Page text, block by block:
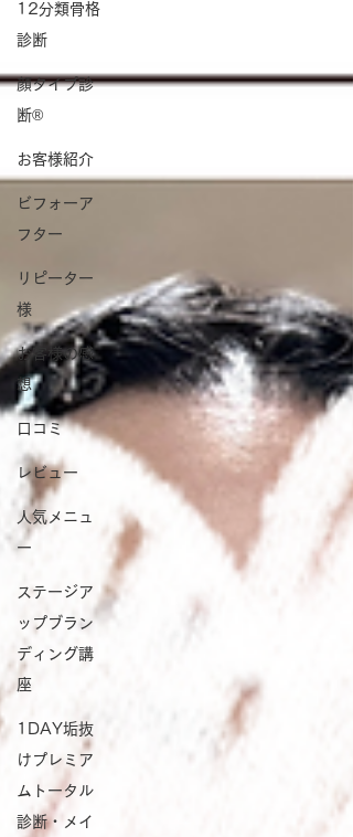
12分類骨格
診断
顔タイプ診
断®️
お客様紹介
ビフォーア
フター
リピーター
様
お客様の感
想
口コミ
レビュー
人気メニュ
ー
ステージア
ップブラン
ディング講
座
1DAY垢抜
けプレミア
ムトータル
診断・メイ